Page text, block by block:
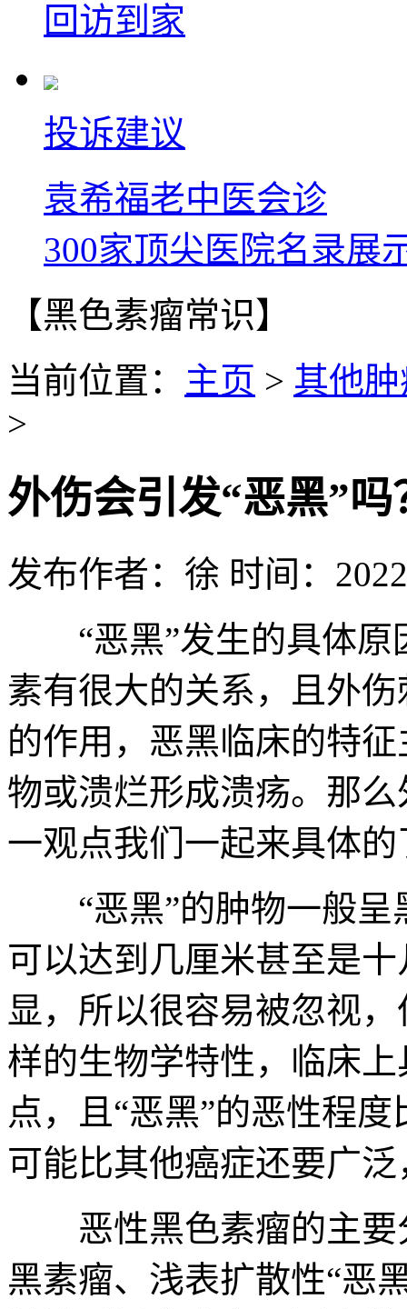
回访到家
投诉建议
袁希福老中医会诊
300家顶尖医院名录展
【黑色素瘤常识】
当前位置： 主页 > 其他
>
外伤会引发“恶黑”吗
发布作者：徐 时间：
“恶黑”发生的具体原
素有很大的关系，且外
的作用，恶黑临床的特
物或溃烂形成溃疡。那
一观点我们一起来具体
“恶黑”的肿物一般呈
可以达到几厘米甚至是
显，所以很容易被忽视
样的生物学特性，临床
点，且“恶黑”的恶性程
可能比其他癌症还要广
恶性黑色素瘤的主要
黑素瘤、浅表扩散性“恶